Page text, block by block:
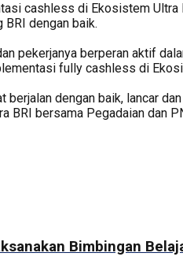
cashless di Ekosistem
BRI dengan baik.
pekerjanya berperan aktif
fully cashless di
dengan baik, lancar
BRI bersama Pegadaian dan
Bimbingan